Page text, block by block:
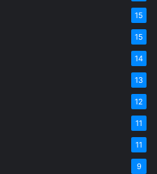
15
15
14
13
12
11
11
9